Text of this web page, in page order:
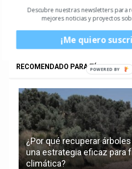
RECOMENDADO PARA TÍ
¿Por qué recuperar
una estrategia eficaz para
climática?
Descubre nuestras newsletters para
mejores noticias y proyectos
¡Me quiero
POWERED